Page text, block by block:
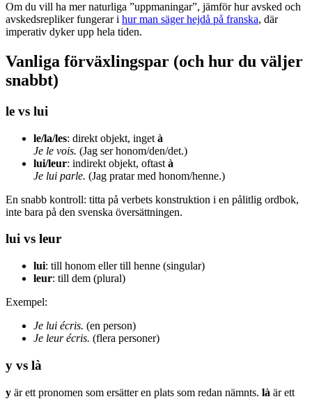
Om du vill ha mer naturliga ”uppmaningar”, jämför hur avsked och
avskedsrepliker fungerar i hur man säger hejdå på franska, där
imperativ dyker upp hela tiden.
Vanliga förväxlingspar (och hur du väljer
snabbt)
le vs lui
le/la/les: direkt objekt, inget à
Je le vois. (Jag ser honom/den/det.)
lui/leur: indirekt objekt, oftast à
Je lui parle. (Jag pratar med honom/henne.)
En snabb kontroll: titta på verbets konstruktion i en pålitlig ordbok,
inte bara på den svenska översättningen.
lui vs leur
lui: till honom eller till henne (singular)
leur: till dem (plural)
Exempel:
Je lui écris. (en person)
Je leur écris. (flera personer)
y vs là
y är ett pronomen som ersätter en plats som redan nämnts. là är ett